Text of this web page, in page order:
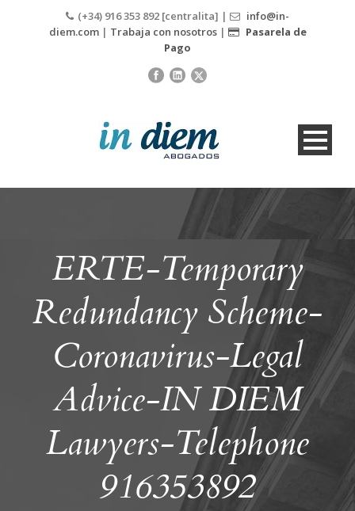
(+34) 916 353 892 [centralita] |
info@in-
diem.com| Trabaja con nosotros|
Pasarela de
Pago
ERTE-Temporary
Redundancy Scheme-
Coronavirus-Legal
Advice-IN DIEM
Lawyers-Telephone
916353892